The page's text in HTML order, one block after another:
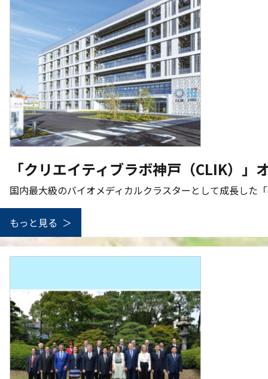
「クリエイティブラボ神戸（CLIK）」
国内最大級のバイオメディカルクラスターとして成長した
もっと見る